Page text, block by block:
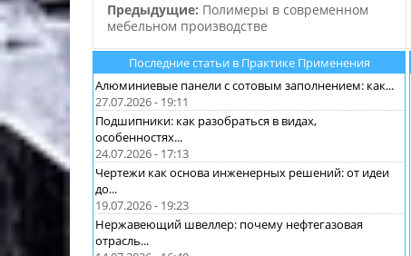
Предыдущие: Полимеры в современном
мебельном производстве
Последние статьи в Практике Применения
Алюминиевые панели с сотовым заполнением: как...
27.07.2026 - 19:11
Подшипники: как разобраться в видах,
особенностях...
24.07.2026 - 17:13
Чертежи как основа инженерных решений: от идеи
до...
19.07.2026 - 19:23
Нержавеющий швеллер: почему нефтегазовая
отрасль...